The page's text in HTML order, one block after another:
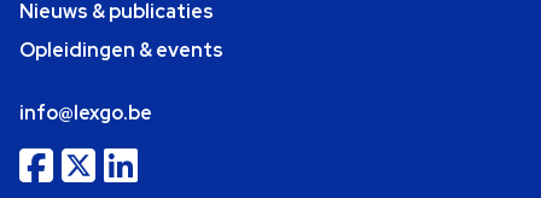
Nieuws & publicaties
Opleidingen & events
info@lexgo.be